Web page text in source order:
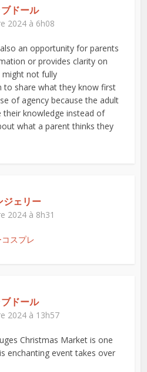
ドール
2024 à 6h08
an opportunity for parents
or provides clarity on
might not fully
to share what they know first
of agency because the adult
knowledge instead of
what a parent thinks they
ジェリー
2024 à 8h31
スプレ
ドール
2024 à 13h57
Christmas Market is one
enchanting event takes over